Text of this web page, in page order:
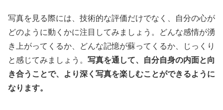
写真を見る際には、技術的な評価だけでなく、自分の心が
どのように動くかに注目してみましょう。どんな感情が湧
き上がってくるか、どんな記憶が蘇ってくるか、じっくり
と感じてみましょう。 写真を通して、自分自身の内面と向
き合うことで、より深く写真を楽しむことができるように
なります。